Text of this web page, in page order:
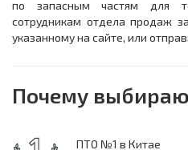
по запасным частям для
сотрудникам отдела продаж
указанному на сайте, или
Почему
ПТО №1 в Китае